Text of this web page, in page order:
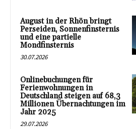
August in der Rhön bringt
Perseiden, Sonnenfinsternis
und eine partielle
Mondfinsternis
30.07.2026
Onlinebuchungen für
Ferienwohnungen in
Deutschland steigen auf 68,3
Millionen Übernachtungen im
Jahr 2025
29.07.2026